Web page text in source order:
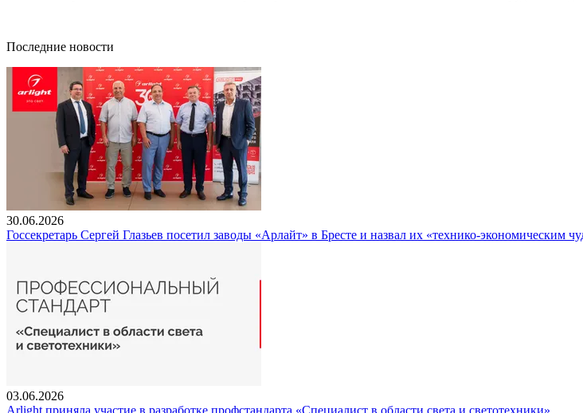
Последние новости
30.06.2026
Госсекретарь Сергей Глазьев посетил заводы «Арлайт» в Бресте и назвал их «технико-экономическим
03.06.2026
Arlight приняла участие в разработке профстандарта «Специалист в области света и светотехники»